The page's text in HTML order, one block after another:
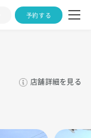
予約する
店舗詳細を見る